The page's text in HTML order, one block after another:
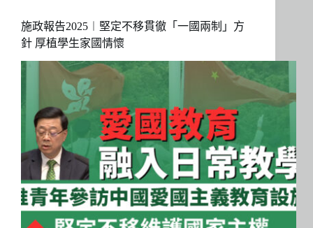
施政報告2025︱堅定不移貫徹「一國兩制」方
針 厚植學生家國情懷